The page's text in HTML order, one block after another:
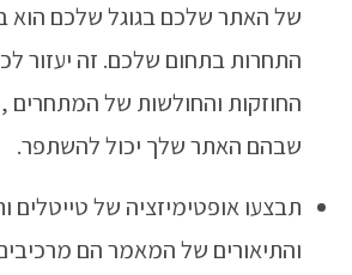
של האתר שלכם בגוגל שלכם הוא
התחרות בתחום שלכם. זה יעזור
החוזקות והחולשות של המתחרים ,
שבהם האתר שלך יכול להשתפר.
תבצעו אופטימיזציה של טייטלים
והתיאורים של המאמר הם